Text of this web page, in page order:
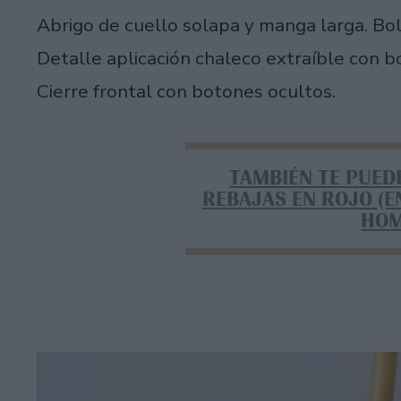
Abrigo de cuello solapa y manga larga.
Detalle aplicación chaleco extraíble con
Cierre frontal con botones ocultos.
TAMBIÉN TE
REBAJAS EN ROJO